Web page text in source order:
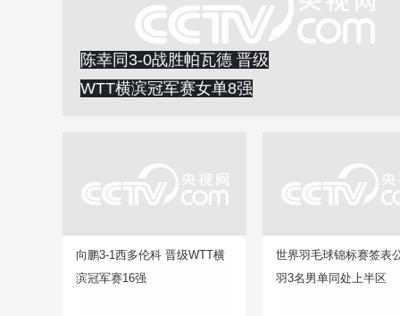
陈幸同3-0战胜帕瓦德 晋级
WTT横滨冠军赛女单8强
向鹏3-1西多伦科 晋级WTT横
滨冠军赛16强
世界羽毛球锦标赛签表
羽3名男单同处上半区